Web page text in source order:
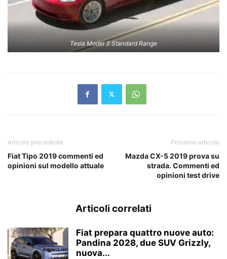
Tesla Model 3 Standard Range
Articolo precedente
Fiat Tipo 2019 commenti ed
opinioni sul modello attuale
Prossimo articolo
Mazda CX-5 2019 prova su
strada. Commenti ed
opinioni test drive
Articoli correlati
Fiat prepara quattro nuove auto:
Pandina 2028, due SUV Grizzly,
nuova...